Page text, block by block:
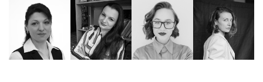
Ciobanu
Gutu
Guritanu
Pupiro Cruz